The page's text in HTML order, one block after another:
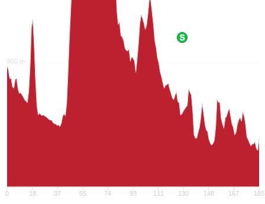
600 m
300 m
0 18 37 55 74 93 111 130 148 167 185